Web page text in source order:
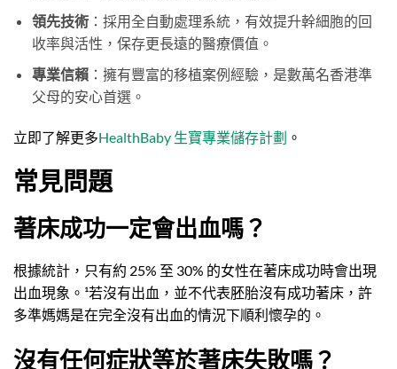
領先技術：採用全自動處理系統，有效提升幹細胞的回
收率與活性，保存更長遠的醫療價值。
專業信賴：擁有豐富的移植案例經驗，是數萬名香港準
父母的安心首選。
立即了解更多HealthBaby 生寶專業儲存計劃 。
常見問題
著床成功一定會出血嗎？
根據統計，只有約 25% 至 30% 的女性在著床成功時會出現
出血現象。¹若沒有出血，並不代表胚胎沒有成功著床，許
多準媽媽是在完全沒有出血的情況下順利懷孕的。
沒有任何症狀等於著床失敗嗎？